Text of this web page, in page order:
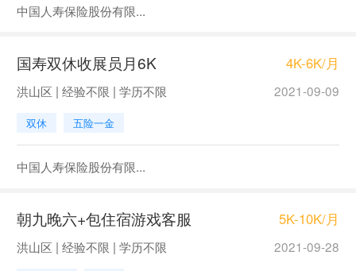
中国人寿保险股份有限...
国寿双休收展员月6K 4K-6K/月
洪山区 | 经验不限 | 学历不限 2021-09-09
双休 五险一金
中国人寿保险股份有限...
朝九晚六+包住宿游戏客服 5K-10K/月
洪山区 | 经验不限 | 学历不限 2021-09-28